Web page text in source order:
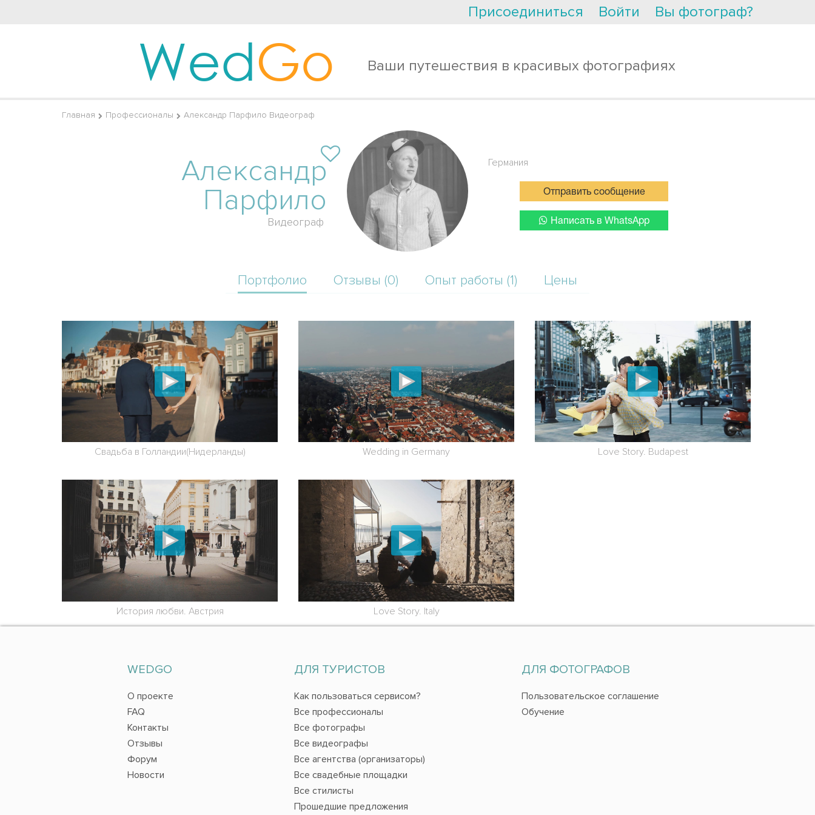
Присоединиться Войти Вы фотограф?
WedGo Ваши путешествия в красивых фотографиях
Главная Профессионалы Александр Парфило Видеограф
Александр
Парфило
Видеограф
Германия
Отправить сообщение
Написать в WhatsApp
Портфолио Отзывы (0) Опыт работы (1) Цены
Свадьба в Голландии(Нидерланды) Wedding in Germany Love Story. Budapest
История любви. Австрия Love Story. Italy
WEDGO
О проекте
FAQ
Контакты
Отзывы
Форум
Новости
ДЛЯ ТУРИСТОВ
Как пользоваться сервисом?
Все профессионалы
Все фотографы
Все видеографы
Все агентства (организаторы)
Все свадебные площадки
Все стилисты
Прошедшие предложения
ДЛЯ ФОТОГРАФОВ
Пользовательское соглашение
Обучение